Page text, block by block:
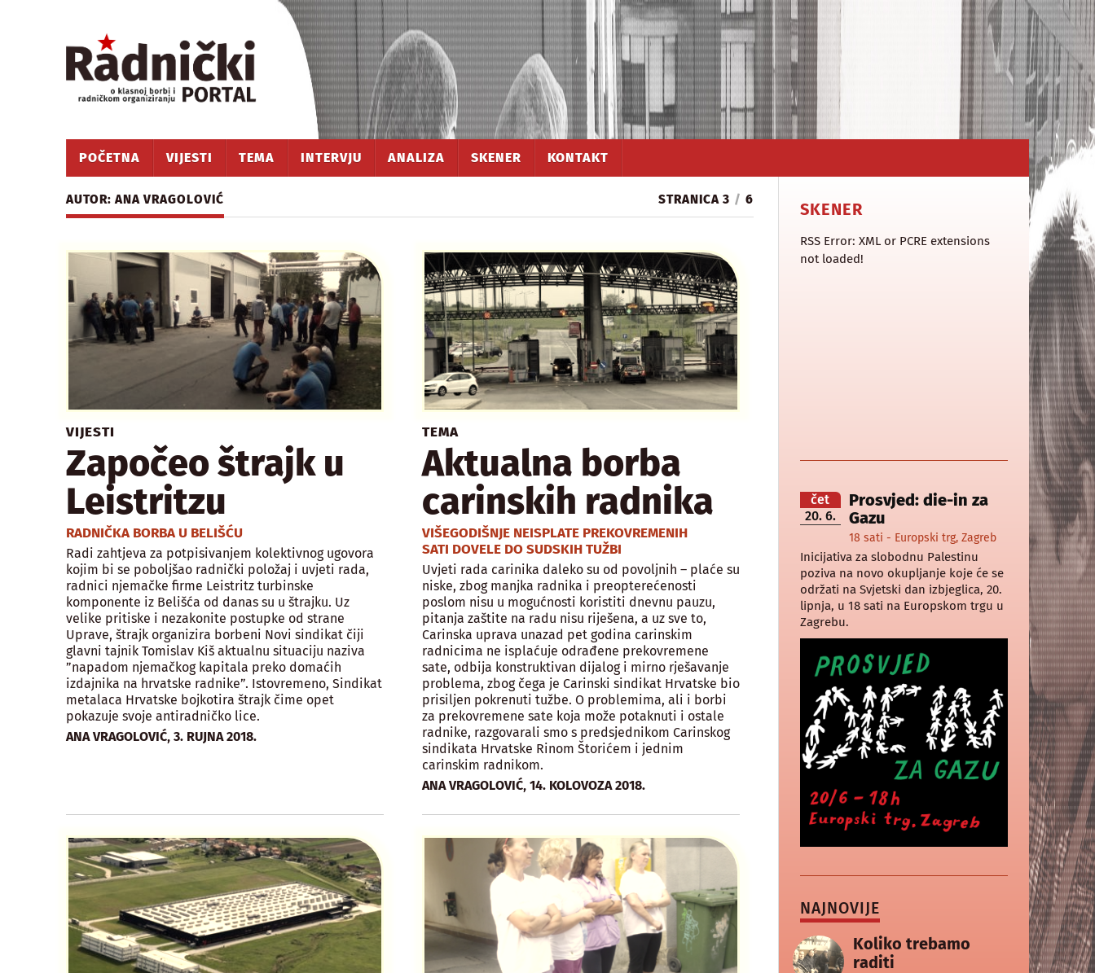
POČETNA VIJESTI TEMA INTERVJU ANALIZA SKENER KONTAKT
AUTOR: ANA VRAGOLOVIĆ STRANICA 3 / 6
VIJESTI
Započeo štrajk u
Leistritzu
RADNIČKA BORBA U BELIŠĆU
Radi zahtjeva za potpisivanjem kolektivnog ugovora
kojim bi se poboljšao radnički položaj i uvjeti rada,
radnici njemačke firme Leistritz turbinske
komponente iz Belišća od danas su u štrajku. Uz
velike pritiske i nezakonite postupke od strane
Uprave, štrajk organizira borbeni Novi sindikat čiji
glavni tajnik Tomislav Kiš aktualnu situaciju naziva
”napadom njemačkog kapitala preko domaćih
izdajnika na hrvatske radnike”. Istovremeno, Sindikat
metalaca Hrvatske bojkotira štrajk čime opet
pokazuje svoje antiradničko lice.
ANA VRAGOLOVIĆ, 3. RUJNA 2018.
TEMA
Aktualna borba
carinskih radnika
VIŠEGODIŠNJE NEISPLATE PREKOVREMENIH
SATI DOVELE DO SUDSKIH TUŽBI
Uvjeti rada carinika daleko su od povoljnih – plaće su
niske, zbog manjka radnika i preopterećenosti
poslom nisu u mogućnosti koristiti dnevnu pauzu,
pitanja zaštite na radu nisu riješena, a uz sve to,
Carinska uprava unazad pet godina carinskim
radnicima ne isplaćuje odrađene prekovremene
sate, odbija konstruktivan dijalog i mirno rješavanje
problema, zbog čega je Carinski sindikat Hrvatske bio
prisiljen pokrenuti tužbe. O problemima, ali i borbi
za prekovremene sate koja može potaknuti i ostale
radnike, razgovarali smo s predsjednikom Carinskog
sindikata Hrvatske Rinom Štorićem i jednim
carinskim radnikom.
ANA VRAGOLOVIĆ,14. KOLOVOZA 2018.
SKENER
RSS Error: XML or PCRE extensions
not loaded!
čet
20. 6.
Prosvjed: die-in za
Gazu
18 sati - Europski trg, Zagreb
Inicijativa za slobodnu Palestinu
poziva na novo okupljanje koje će se
održati na Svjetski dan izbjeglica, 20.
lipnja, u 18 sati na Europskom trgu u
Zagrebu.
NAJNOVIJE
Koliko trebamo
raditi